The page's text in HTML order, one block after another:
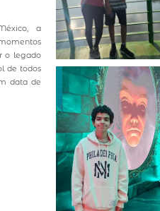
a
o legado
de todos
data de